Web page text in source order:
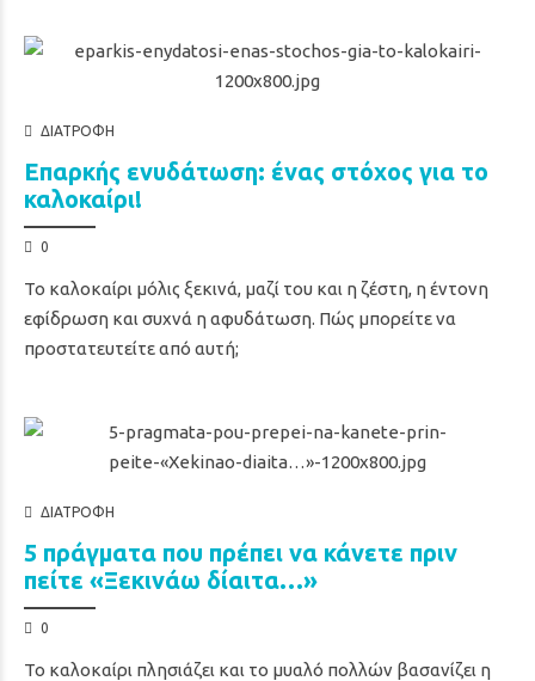
ΔΙΑΤΡΟΦΉ
Επαρκής ενυδάτωση: ένας στόχος για το
καλοκαίρι!
0
Το καλοκαίρι μόλις ξεκινά, μαζί του και η ζέστη, η έντονη
εφίδρωση και συχνά η αφυδάτωση. Πώς μπορείτε να
προστατευτείτε από αυτή;
ΔΙΑΤΡΟΦΉ
5 πράγματα που πρέπει να κάνετε πριν
πείτε «Ξεκινάω δίαιτα…»
0
Το καλοκαίρι πλησιάζει και το μυαλό πολλών βασανίζει η